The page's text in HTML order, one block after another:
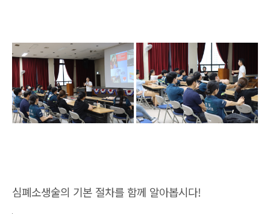
심폐소생술의 기본 절차를 함께 알아봅시다!